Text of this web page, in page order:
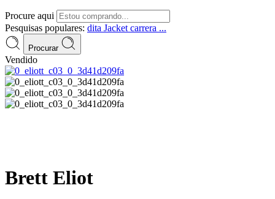
Procure aqui
Pesquisas populares: dita Jacket carrera ...
Procurar
Vendido
Brett Eliot